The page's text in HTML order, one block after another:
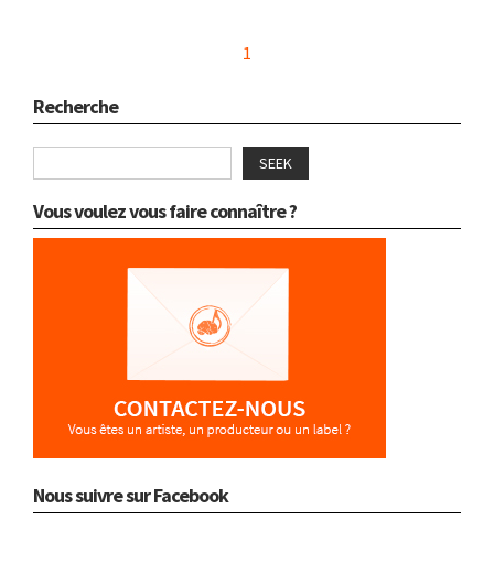
1
Recherche
SEEK
Vous voulez vous faire connaître ?
Nous suivre sur Facebook